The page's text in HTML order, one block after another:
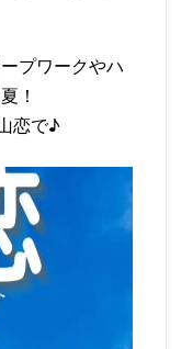
プワークやハ
！
恋で♪